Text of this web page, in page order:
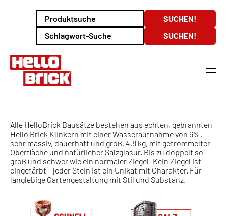
Alle HelloBrick Bausätze bestehen aus echten, gebrannten
Hello Brick Klinkern mit einer Wasseraufnahme von 6%,
sehr massiv, dauerhaft und groß, 4,8 kg, mit getrommelter
Oberfläche und natürlicher Salzglasur. Bis zu doppelt so
groß und schwer wie ein normaler Ziegel! Kein Ziegel ist
eingefärbt – jeder Stein ist ein Unikat mit Charakter. Für
langlebige Gartengestaltung mit Stil und Substanz.